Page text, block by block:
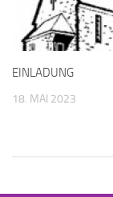
EINLADUNG
18. MAI 2023